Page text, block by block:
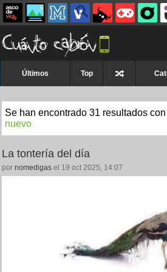
Últimos Top
Se han encontrado 31 resultados con
nuevo
La tontería del día
por nomedigas el 19 oct 2025, 14:07